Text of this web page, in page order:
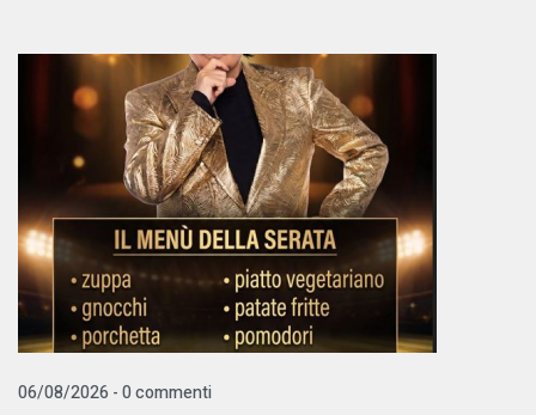
06/08/2026 - 0 commenti